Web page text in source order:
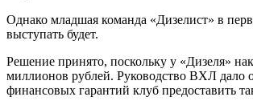
Однако младшая команда «Дизелист» в
выступать будет.
Решение принято, поскольку у «Дизеля»
миллионов рублей. Руководство ВХЛ дало
финансовых гарантий клуб предоставить